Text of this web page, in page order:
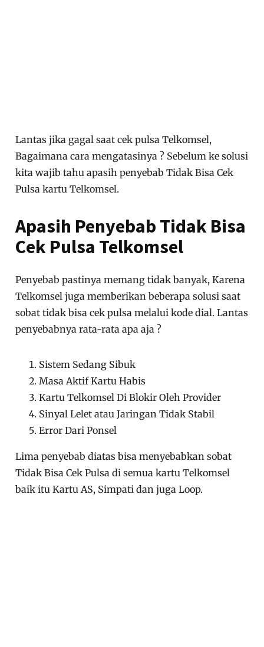
Lantas jika gagal saat cek pulsa Telkomsel,
Bagaimana cara mengatasinya ? Sebelum ke solusi
kita wajib tahu apasih penyebab Tidak Bisa Cek
Pulsa kartu Telkomsel.
Apasih Penyebab Tidak Bisa
Cek Pulsa Telkomsel
Penyebab pastinya memang tidak banyak, Karena
Telkomsel juga memberikan beberapa solusi saat
sobat tidak bisa cek pulsa melalui kode dial. Lantas
penyebabnya rata-rata apa aja ?
Sistem Sedang Sibuk
Masa Aktif Kartu Habis
Kartu Telkomsel Di Blokir Oleh Provider
Sinyal Lelet atau Jaringan Tidak Stabil
Error Dari Ponsel
Lima penyebab diatas bisa menyebabkan sobat
Tidak Bisa Cek Pulsa di semua kartu Telkomsel
baik itu Kartu AS, Simpati dan juga Loop.